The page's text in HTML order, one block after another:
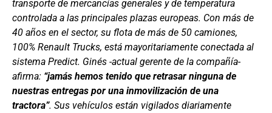
transporte de mercancías generales y de temperatura
controlada a las principales plazas europeas. Con más de
40 años en el sector, su flota de más de 50 camiones,
100% Renault Trucks, está mayoritariamente conectada al
sistema Predict. Ginés -actual gerente de la compañía-
afirma: “jamás hemos tenido que retrasar ninguna de
nuestras entregas por una inmovilización de una
tractora”. Sus vehículos están vigilados diariamente